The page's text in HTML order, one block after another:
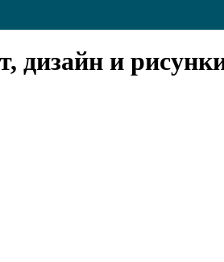
дизайн и